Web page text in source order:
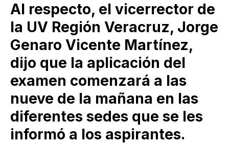
Al respecto, el vicerrector de
la UV Región Veracruz, Jorge
Genaro Vicente Martínez,
dijo que la aplicación del
examen comenzará a las
nueve de la mañana en las
diferentes sedes que se les
informó a los aspirantes.